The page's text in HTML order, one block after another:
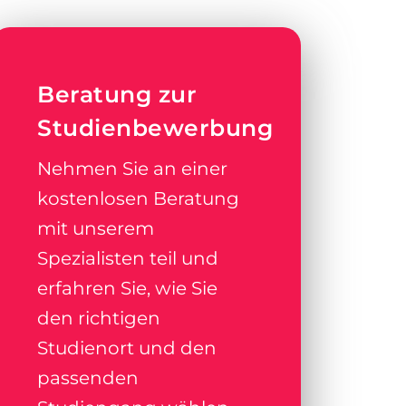
Beratung zur
Studienbewerbung
Nehmen Sie an einer
kostenlosen Beratung
mit unserem
Spezialisten teil und
erfahren Sie, wie Sie
den richtigen
Studienort und den
passenden